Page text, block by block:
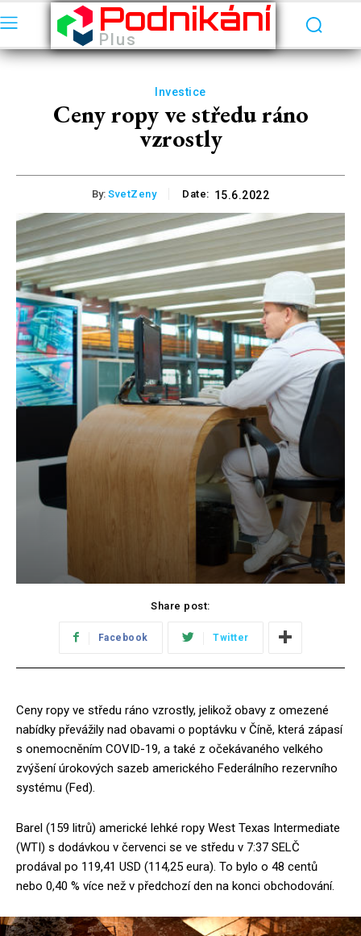
Podnikání
Plus
Investice
Ceny ropy ve středu ráno
vzrostly
By: SvetZeny Date: 15.6.2022
Share post:
Facebook Twitter
Ceny ropy ve středu ráno vzrostly, jelikož obavy z omezené
nabídky převážily nad obavami o poptávku v Číně, která zápasí
s onemocněním COVID-19, a také z očekávaného velkého
zvýšení úrokových sazeb amerického Federálního rezervního
systému (Fed).
Barel (159 litrů) americké lehké ropy West Texas Intermediate
(WTI) s dodávkou v červenci se ve středu v 7:37 SELČ
prodával po 119,41 USD (114,25 eura). To bylo o 48 centů
nebo 0,40 % více než v předchozí den na konci obchodování.